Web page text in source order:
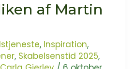
af Martin
, Inspiration,
, Skabelsenstid 2025,